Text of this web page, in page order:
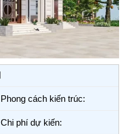
Phong cách kiến trúc:
Chi phí dự kiến: